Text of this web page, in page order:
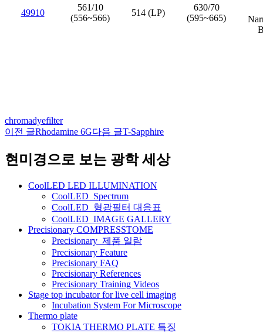
49910
561/10
(556~566)
514 (LP)
630/70
(595~665)
chromadyefilter
글
네
이전 글Rhodamine 6G다음 글T-Sapphire
현미경으로 보는 광학 세상
CoolLED LED ILLUMINATION
CoolLED_Spectrum
CoolLED_형광필터 대응표
CoolLED_IMAGE GALLERY
Precisionary COMPRESSTOME
Precisionary_제품 일람
Precisionary Feature
Precisionary FAQ
Precisionary References
Precisionary Training Videos
Stage top incubator for live cell imaging
Incubation System For Microscope
Thermo plate
TOKIA THERMO PLATE 특징